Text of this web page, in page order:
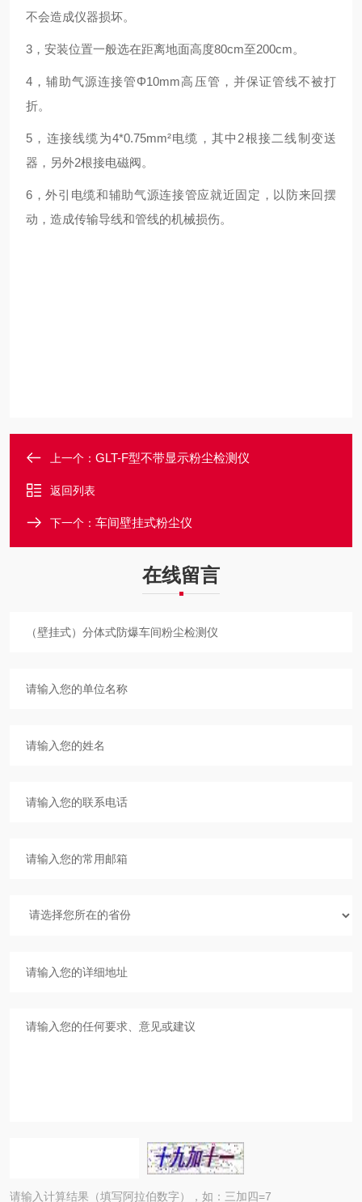
不会造成仪器损坏。
3，安装位置一般选在距离地面高度80cm至200cm。
4，辅助气源连接管Φ10mm高压管，并保证管线不被打
折。
5，连接线缆为4*0.75mm²电缆，其中2根接二线制变送
器，另外2根接电磁阀。
6，外引电缆和辅助气源连接管应就近固定，以防来回摆
动，造成传输导线和管线的机械损伤。
上一个： GLT-F型不带显示粉尘检测仪
返回列表
下一个： 车间壁挂式粉尘仪
在线留言
请输入计算结果（填写阿拉伯数字），如：三加四=7